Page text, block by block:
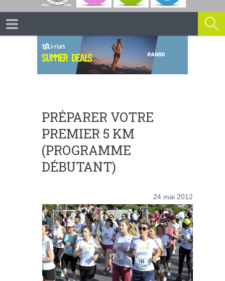
PRÉPARER VOTRE
PREMIER 5 KM
(PROGRAMME
DÉBUTANT)
24 mai 2012